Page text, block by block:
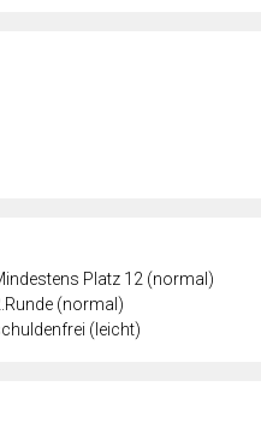
Platz 12 (normal)
(normal)
(leicht)